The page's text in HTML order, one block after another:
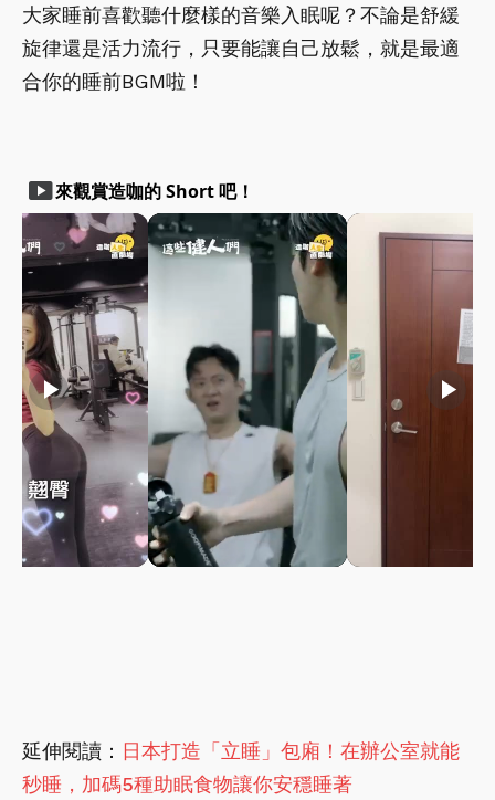
大家睡前喜歡聽什麼樣的音樂入眠呢？不論是舒緩
旋律還是活力流行，只要能讓自己放鬆，就是最適
合你的睡前BGM啦！
smart_display來觀賞造咖的 Short 吧！
play_arrow play_arrow play_arrow
延伸閱讀： 日本打造「立睡」包廂！在辦公室就能
秒睡，加碼5種助眠食物讓你安穩睡著